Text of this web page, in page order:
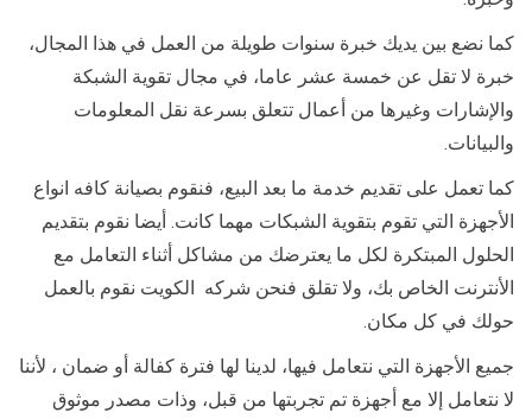
كما نضع بين يديك خبرة سنوات طويلة من العمل في هذا المجال،
خبرة لا تقل عن خمسة عشر عاما، في مجال تقوية الشبكة
والإشارات وغيرها من أعمال تتعلق بسرعة نقل المعلومات
والبيانات.
كما تعمل على تقديم خدمة ما بعد البيع، فنقوم بصيانة كافه انواع
الأجهزة التي تقوم بتقوية الشبكات مهما كانت. أيضا نقوم بتقديم
الحلول المبتكرة لكل ما يعترضك من مشاكل أثناء التعامل مع
الأنترنت الخاص بك، ولا تقلق فنحن شركه الكويت نقوم بالعمل
حولك في كل مكان.
جميع الأجهزة التي نتعامل فيها، لدينا لها فترة كفالة أو ضمان ، لأننا
لا نتعامل إلا مع أجهزة تم تجربتها من قبل، وذات مصدر موثوق